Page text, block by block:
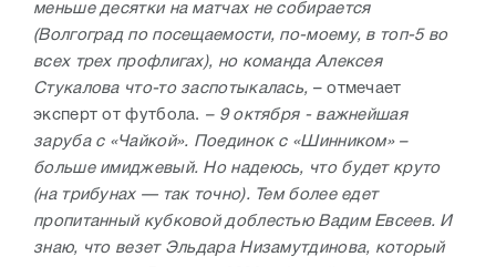
меньше десятки на матчах не собирается
(Волгоград по посещаемости, по-моему, в топ-5 во
всех трех профлигах), но команда Алексея
Стукалова что-то заспотыкалась, – отмечает
эксперт от футбола. – 9 октября - важнейшая
заруба с «Чайкой». Поединок с «Шинником» –
больше имиджевый. Но надеюсь, что будет круто
(на трибунах — так точно). Тем более едет
пропитанный кубковой доблестью Вадим Евсеев. И
знаю, что везет Эльдара Низамутдинова, который